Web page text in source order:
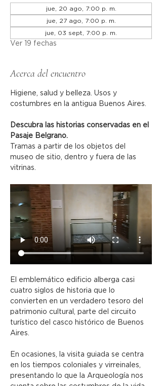
jue, 20 ago, 7:00 p. m.
jue, 27 ago, 7:00 p. m.
jue, 03 sept, 7:00 p. m.
Ver 19 fechas
Acerca del encuentro
Higiene, salud y belleza. Usos y
costumbres en la antigua Buenos Aires.
Descubra las historias conservadas en el
Pasaje Belgrano.
Tramas a partir de los objetos del
museo de sitio, dentro y fuera de las
vitrinas.
El emblemático edificio alberga casi
cuatro siglos de historia que lo
convierten en un verdadero tesoro del
patrimonio cultural, parte del circuito
turístico del casco histórico de Buenos
Aires.
En ocasiones, la visita guiada se centra
en los tiempos coloniales y virreinales,
presentando lo que la Arqueología nos